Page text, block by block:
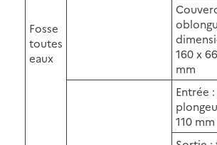
Fosse
toutes
eaux
160 x
mm
Entrée
110 mm